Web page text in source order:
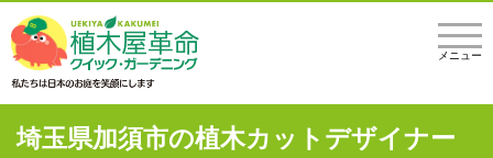
メニュー
埼玉県加須市の植木カットデザイナー